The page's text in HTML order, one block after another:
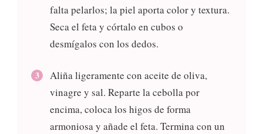
falta pelarlos; la piel aporta color y textura.
Seca el feta y córtalo en cubos o
desmígalos con los dedos.
Aliña ligeramente con aceite de oliva,
vinagre y sal. Reparte la cebolla por
encima, coloca los higos de forma
armoniosa y añade el feta. Termina con un